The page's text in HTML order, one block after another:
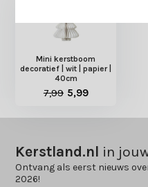
Mini kerstboom
decoratief | wit | papier |
40cm
7,99 5,99
Kerstland.nl in
Ontvang als eerst nieuws
2026!